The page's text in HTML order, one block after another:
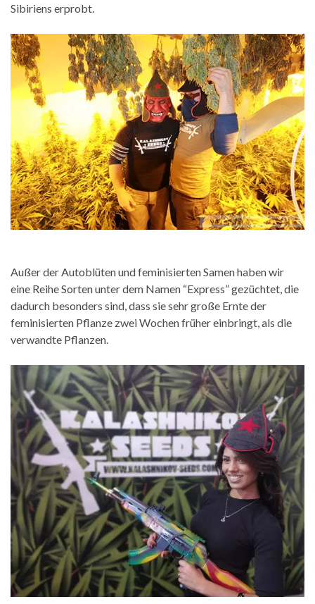
Sibiriens erprobt.
Außer der Autoblüten und feminisierten Samen haben wir
eine Reihe Sorten unter dem Namen “Express” gezüchtet, die
dadurch besonders sind, dass sie sehr große Ernte der
feminisierten Pflanze zwei Wochen früher einbringt, als die
verwandte Pflanzen.